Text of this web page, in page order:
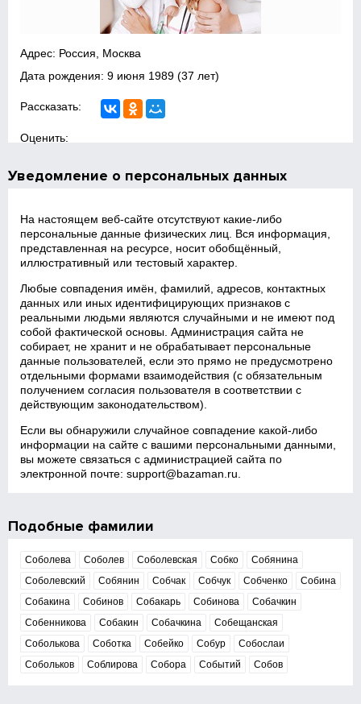
Адрес: Россия, Москва
Дата рождения:9 июня 1989 (37 лет)
Рассказать:
Оценить:
Уведомление о персональных данных
На настоящем веб‑сайте отсутствуют какие‑либо
персональные данные физических лиц. Вся информация,
представленная на ресурсе, носит обобщённый,
иллюстративный или тестовый характер.
Любые совпадения имён, фамилий, адресов, контактных
данных или иных идентифицирующих признаков с
реальными людьми являются случайными и не имеют под
собой фактической основы. Администрация сайта не
собирает, не хранит и не обрабатывает персональные
данные пользователей, если это прямо не предусмотрено
отдельными формами взаимодействия (с обязательным
получением согласия пользователя в соответствии с
действующим законодательством).
Если вы обнаружили случайное совпадение какой‑либо
информации на сайте с вашими персональными данными,
вы можете связаться с администрацией сайта по
электронной почте:support@bazaman.ru
Подобные фамилии
Соболева Соболев Соболевская Собко
Собянина
Соболевский
Собянин Собчак Собчук Собченко
Собина
Собакина
Собинов Собакарь Собинова
Собачкин
Собенникова
Собакин Собачкина
Собещанская
Соболькова
Соботка Собейко Собур
Собослаи
Собольков
Соблирова Собора Событий Собов